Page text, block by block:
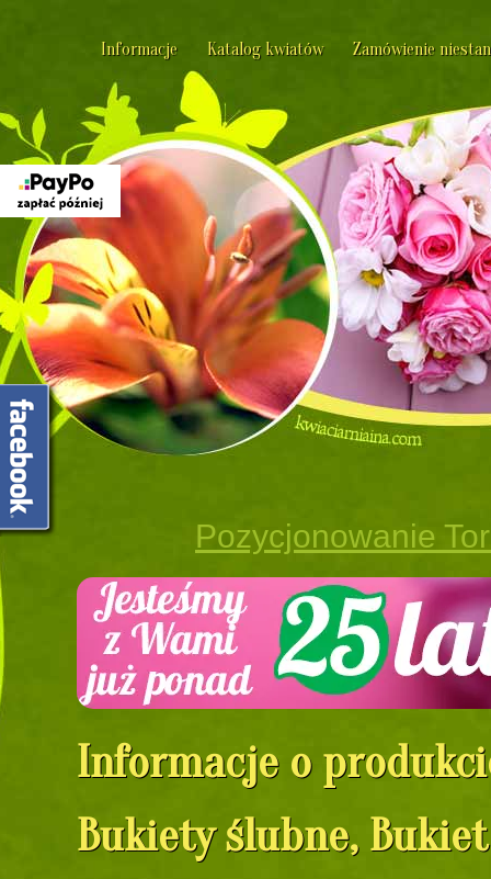
Informacje Katalog kwiatów Zamówienie
Pozycjonowanie
Informacje o
Bukiety ślubne,